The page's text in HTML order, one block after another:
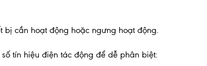
cần hoạt động hoặc ngưng hoạt động.
tín hiệu điện tác động để dễ phân biệt: